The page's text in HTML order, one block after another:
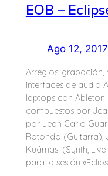
EOB –
Ago 12, 2017
Arreglos,
interfaces de audio
laptops con Ableton
compuestos por
por Jean Carlo
Rotondo (Guitarra),
Kuámasi (Synth,
para la sesión